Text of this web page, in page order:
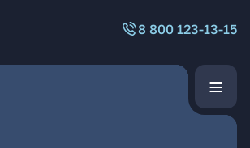
8 800 123-13-15